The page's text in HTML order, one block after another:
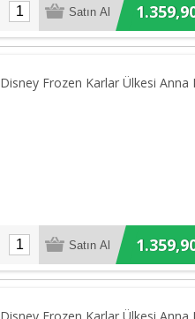
Disney Frozen Karlar Ülkesi Anna